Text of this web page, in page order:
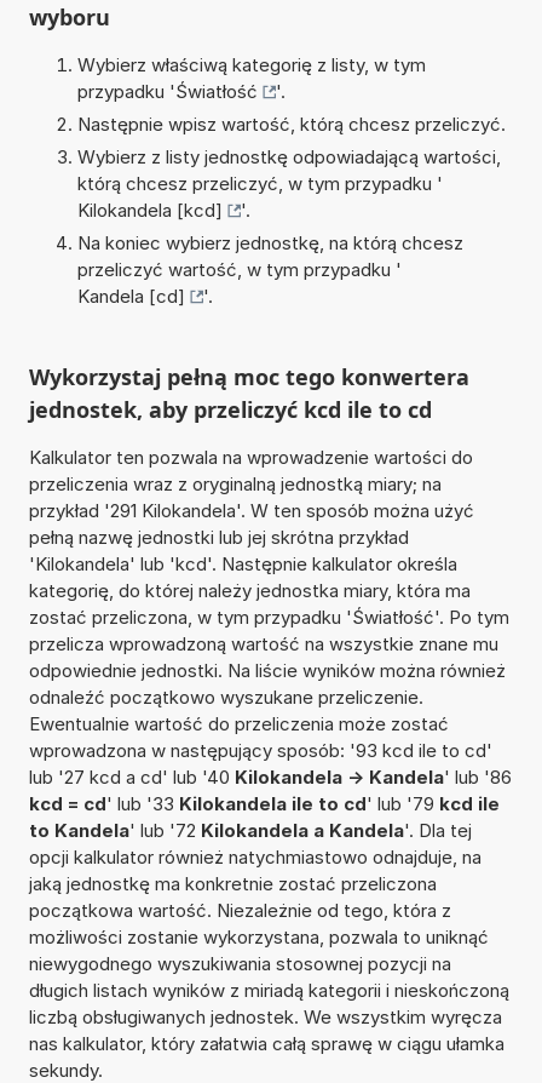
wyboru
Wybierz właściwą kategorię z listy, w tym
przypadku 'Światłość
'.
Następnie wpisz wartość, którą chcesz przeliczyć.
Wybierz z listy jednostkę odpowiadającą wartości,
którą chcesz przeliczyć, w tym przypadku '
Kilokandela [kcd]
'.
Na koniec wybierz jednostkę, na którą chcesz
przeliczyć wartość, w tym przypadku '
Kandela [cd]
'.
Wykorzystaj pełną moc tego konwertera
jednostek, aby przeliczyć kcd ile to cd
Kalkulator ten pozwala na wprowadzenie wartości do
przeliczenia wraz z oryginalną jednostką miary; na
przykład '291 Kilokandela'. W ten sposób można użyć
pełną nazwę jednostki lub jej skrótna przykład
'Kilokandela' lub 'kcd'. Następnie kalkulator określa
kategorię, do której należy jednostka miary, która ma
zostać przeliczona, w tym przypadku 'Światłość'. Po tym
przelicza wprowadzoną wartość na wszystkie znane mu
odpowiednie jednostki. Na liście wyników można również
odnaleźć początkowo wyszukane przeliczenie.
Ewentualnie wartość do przeliczenia może zostać
wprowadzona w następujący sposób: '93 kcd ile to cd'
lub '27 kcd a cd' lub '40 Kilokandela -> Kandela' lub '86
kcd = cd' lub '33 Kilokandela ile to cd' lub '79 kcd ile
to Kandela' lub '72 Kilokandela a Kandela'. Dla tej
opcji kalkulator również natychmiastowo odnajduje, na
jaką jednostkę ma konkretnie zostać przeliczona
początkowa wartość. Niezależnie od tego, która z
możliwości zostanie wykorzystana, pozwala to uniknąć
niewygodnego wyszukiwania stosownej pozycji na
długich listach wyników z miriadą kategorii i nieskończoną
liczbą obsługiwanych jednostek. We wszystkim wyręcza
nas kalkulator, który załatwia całą sprawę w ciągu ułamka
sekundy.